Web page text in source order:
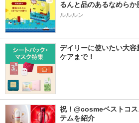
るんと品のあるなめら
ルルルン
デイリーに使いたい大
ケアまで！
祝！@cosmeベストコ
テムを紹介